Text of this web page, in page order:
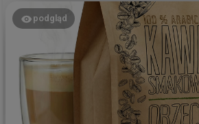
podgląd